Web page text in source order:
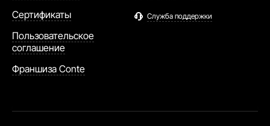
Сертификаты
Пользовательское
соглашение
Франшиза Conte
Служба поддержки